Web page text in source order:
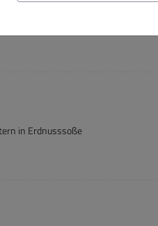
Glasnudeln, Morcheln und
in Erdnusssoße